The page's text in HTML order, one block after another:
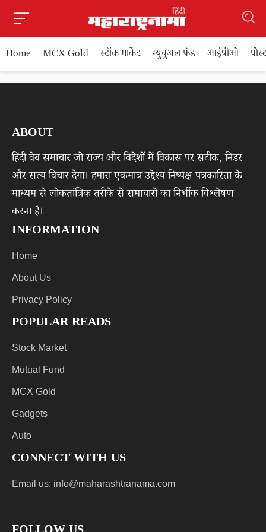
Home MCX Gold स्टॉक मार्केट म्युचुअल फंड आईपीओ
ABOUT
हिंदी वेब समाचार जो राज्य और विदेशों में विकास पर सटीक, निडर
और सत्य विचार देगा। हमारा एकमात्र उद्देश्य निष्पक्ष पत्रकारिता के
माध्यम से लोकतांत्रिक तरीके से समाचारों का निर्भीक विश्लेषण
करना है।
INFORMATION
Home
About Us
Privacy Policy
POPULAR READS
Stock Market
Mutual Fund
MCX Gold
Gadgets
Auto
CONNECT WITH US
Email us: info@maharashtranama.com